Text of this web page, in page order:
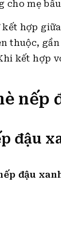
cho mẹ
kết hợp
thuộc,
kết hợp
đậu
đậu